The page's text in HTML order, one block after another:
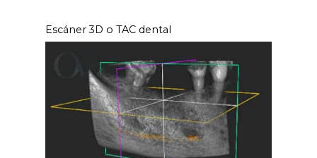
Escáner 3D o TAC dental